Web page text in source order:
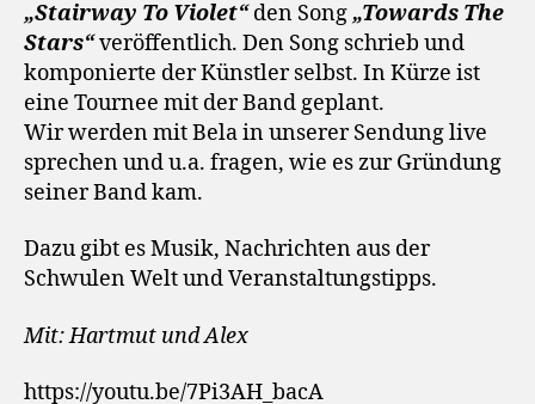
„Stairway To Violet“den Song „Towards The
Stars“veröffentlich. Den Song schrieb und
komponierte der Künstler selbst. In Kürze ist
eine Tournee mit der Band geplant.
Wir werden mit Bela in unserer Sendung live
sprechen und u.a. fragen, wie es zur Gründung
seiner Band kam.
Dazu gibt es Musik, Nachrichten aus der
Schwulen Welt und Veranstaltungstipps.
Mit: Hartmut und Alex
https://youtu.be/7Pi3AH_bacA